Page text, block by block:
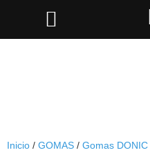
Inicio / GOMAS / Gomas DONIC